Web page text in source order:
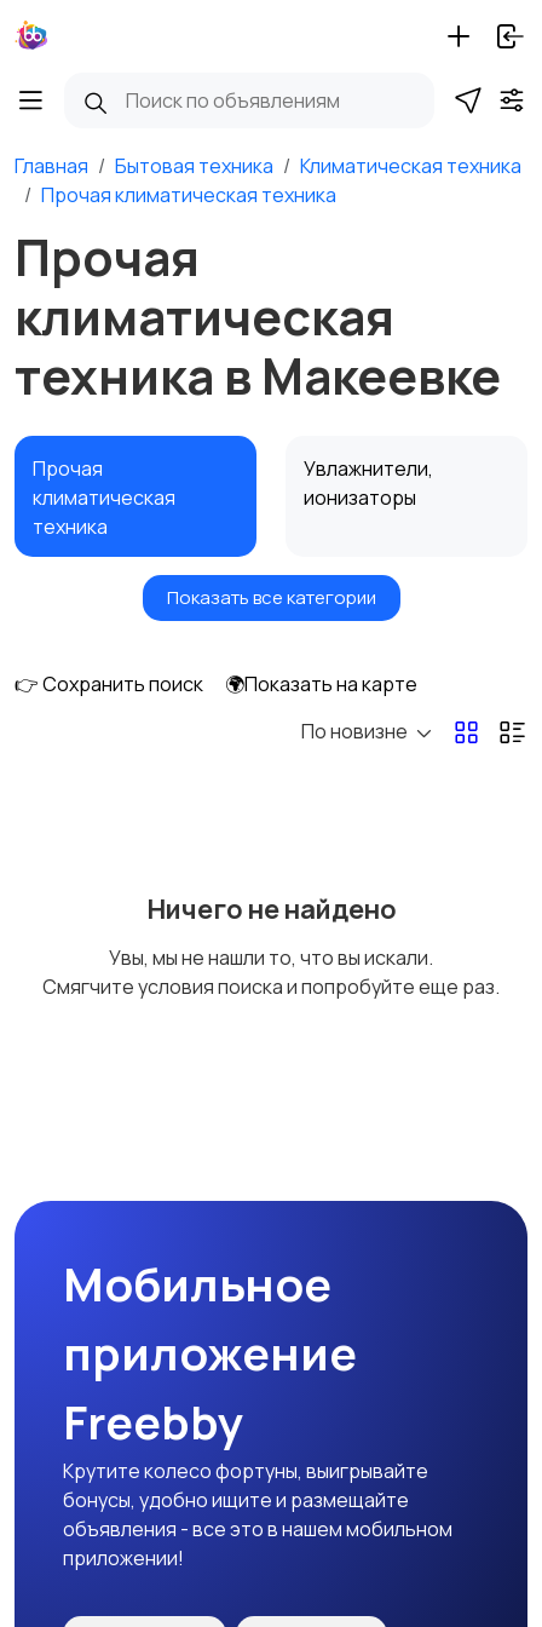
Главная Бытовая техника
Климатическая техника
Прочая климатическая техника
Прочая
климатическая
техника в Макеевке
Прочая
климатическая
техника
Увлажнители,
ионизаторы
Вентиляторы Обогреватели
Кондиционеры и
Показать все категории
👉 Сохранить поиск
🌍Показать на карте
По новизне
Ничего не найдено
Увы, мы не нашли то, что вы искали.
Смягчите условия поиска и попробуйте еще раз.
Мобильное
приложение
Freebby
Крутите колесо фортуны, выигрывайте
бонусы, удобно ищите и размещайте
объявления - все это в нашем мобильном
приложении!